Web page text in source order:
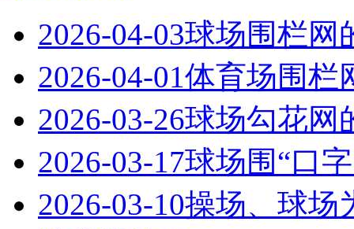
2026-04-03球场围栏网
2026-04-01体育场围栏
2026-03-26球场勾花网
2026-03-17球场围“口
2026-03-10操场、球场